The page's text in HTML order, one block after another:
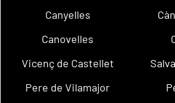
Canyelles
Canovelles
Vicenç de Castellet
Pere de Vilamajor